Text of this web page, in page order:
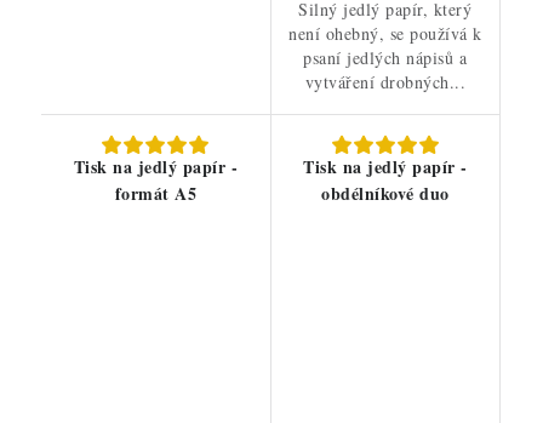
Silný jedlý papír, který
není ohebný, se používá k
psaní jedlých nápisů a
vytváření drobných...
Tisk na jedlý papír -
formát A5
Tisk na jedlý papír -
obdélníkové duo